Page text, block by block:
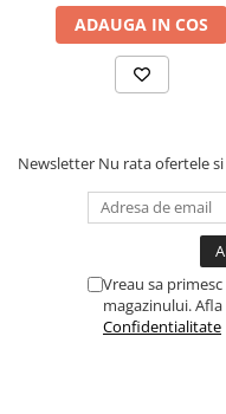
Stroboscoape LED
UV & Blacklight
Lumină Arhitecturală
Controler și alimentare
​​Descărcare
ADAUGA IN COS
Newsletter Nu rata ofertele
Vreau sa
magazinului.
Confidentialitate